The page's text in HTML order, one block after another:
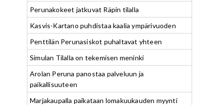
Perunakokeet jatkuvat Räpin tilalla
Kasvis-Kartano puhdistaa kaalia ympärivuoden
Penttilän Perunasiskot puhaltavat yhteen
Simulan Tilalla on tekemisen meninki
Arolan Peruna panostaa palveluun ja
paikallisuuteen
Marjakaupalla paikataan lomakuukauden myynti